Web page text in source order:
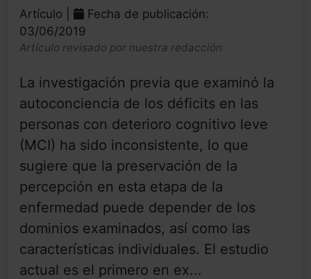
Artículo |
Fecha de publicación:
03/06/2019
Artículo revisado por nuestra redacción
La investigación previa que examinó la
autoconciencia de los déficits en las
personas con deterioro cognitivo leve
(MCI) ha sido inconsistente, lo que
sugiere que la preservación de la
percepción en esta etapa de la
enfermedad puede depender de los
dominios examinados, así como las
características individuales. El estudio
actual es el primero en ex...